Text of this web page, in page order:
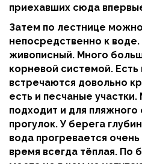
приехавших сюда
Затем по лестнице можно
непосредственно к
живописный. Много
корневой системой.
встречаются довольно
есть и песчаные
подходит и для пляжного
прогулок. У берега
вода прогревается
время всегда тёплая. По